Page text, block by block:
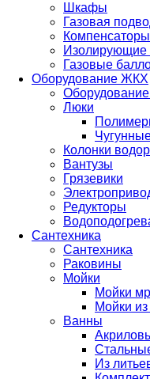
Шкафы
Газовая
Изолирующие
Газовые
Оборудование ЖКХ
Люки
Колонки
Вантузы
Грязевики
Редукторы
Сантехника
Сантехника
Раковины
Мойки
Мойки
Мойки
Ванны
Из